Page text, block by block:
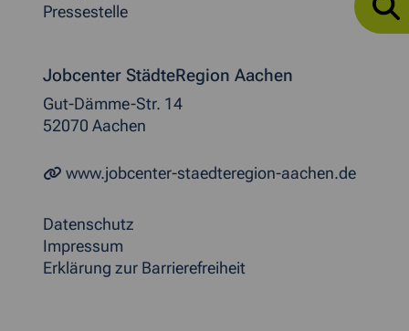
Pressestelle
Jobcenter StädteRegion Aachen
Gut-Dämme-Str. 14
52070 Aachen
www.jobcenter-staedteregion-aachen.de
Datenschutz
Impressum
Erklärung zur Barrierefreiheit